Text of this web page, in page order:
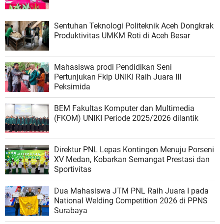
Sentuhan Teknologi Politeknik Aceh Dongkrak
Produktivitas UMKM Roti di Aceh Besar
Mahasiswa prodi Pendidikan Seni
Pertunjukan Fkip UNIKI Raih Juara III
Peksimida
BEM Fakultas Komputer dan Multimedia
(FKOM) UNIKI Periode 2025/2026 dilantik
Direktur PNL Lepas Kontingen Menuju Porseni
XV Medan, Kobarkan Semangat Prestasi dan
Sportivitas
Dua Mahasiswa JTM PNL Raih Juara I pada
National Welding Competition 2026 di PPNS
Surabaya